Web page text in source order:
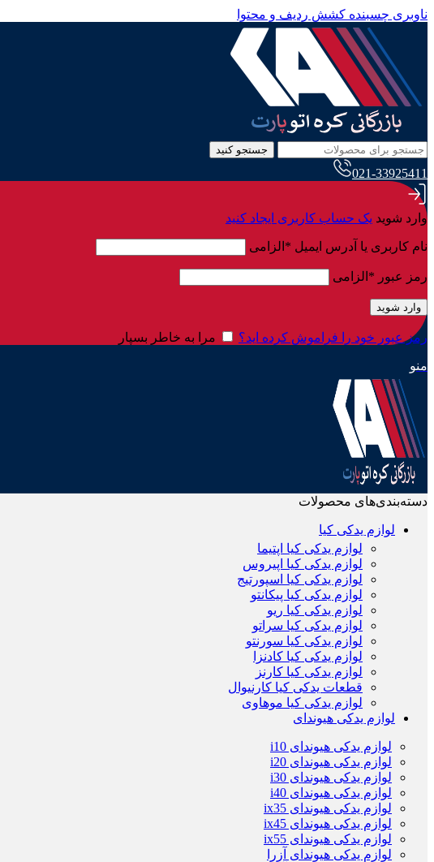
ناوبری چسبنده کشش ردیف و محتوا
جستجو کنید
021-33925411
وارد شوید یک حساب کاربری ایجاد کنید
نام کاربری یا آدرس ایمیل * الزامی
رمز عبور * الزامی
وارد شوید
رمز عبور خود را فراموش کرده اید؟ مرا به خاطر بسپار
منو
دسته‌بندی‌های محصولات
لوازم یدکی کیا
لوازم یدکی کیا اپتیما
لوازم یدکی کیا اپیروس
لوازم یدکی کیا اسپورتیج
لوازم یدکی کیا پیکانتو
لوازم یدکی کیا ریو
لوازم یدکی کیا سراتو
لوازم یدکی کیا سورنتو
لوازم یدکی کیا کادنزا
لوازم یدکی کیا کارنز
قطعات یدکی کیا کارنیوال
لوازم یدکی کیا موهاوی
لوازم یدکی هیوندای
لوازم یدکی هیوندای i10
لوازم یدکی هیوندای i20
لوازم یدکی هیوندای i30
لوازم یدکی هیوندای i40
لوازم یدکی هیوندای ix35
لوازم یدکی هیوندای ix45
لوازم یدکی هیوندای ix55
لوازم یدکی هیوندای آزرا